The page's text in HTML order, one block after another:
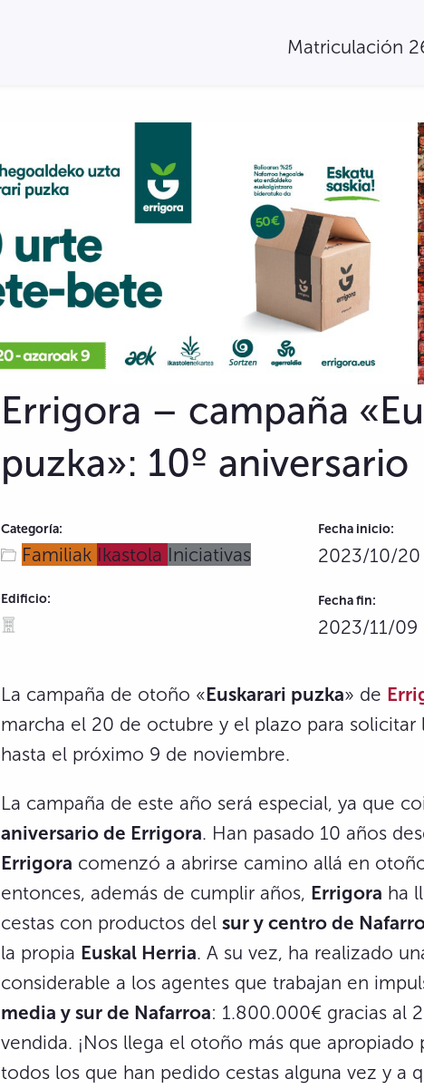
Matriculación
Errigora – campaña
puzka»: 10º aniversario
Categoría:
Familiak Ikastola Iniciativas
Edificio:
Fecha inicio:
2023/10/
Fecha fin:
2023/11/09
La campaña de otoño «Euskarari puzka» de
marcha el 20 de octubre y el plazo para solicitar
hasta el próximo 9 de noviembre.
La campaña de este año será especial, ya que
aniversario de Errigora. Han pasado 10 años
Errigora comenzó a abrirse camino allá en
entonces, además de cumplir años, Errigora ha
cestas con productos del sur y centro de
la propia Euskal Herria. A su vez, ha realizado
considerable a los agentes que trabajan en
media y sur de Nafarroa: 1.800.000€ gracias al
vendida. ¡Nos llega el otoño más que apropiado
todos los que han pedido cestas alguna vez y a